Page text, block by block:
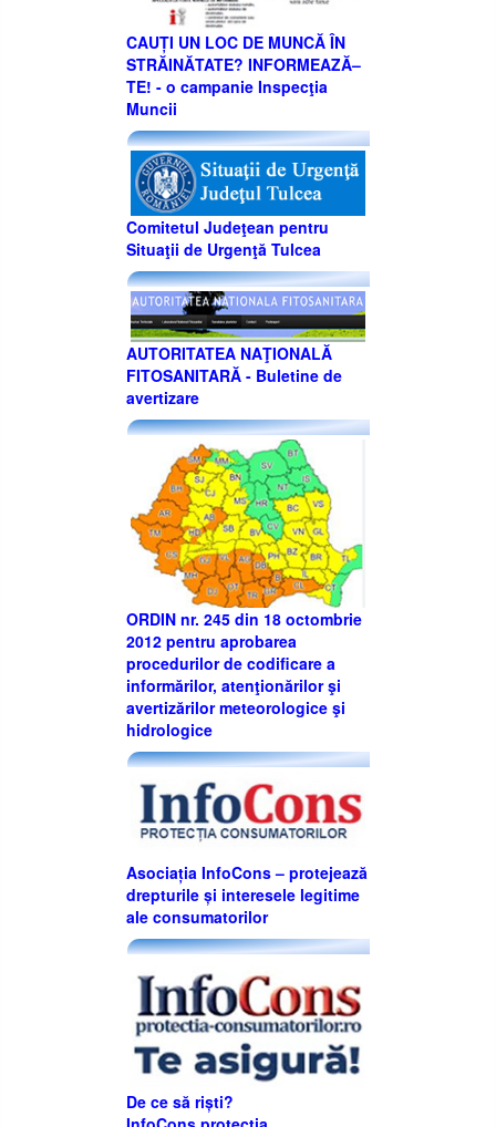
CAUȚI UN LOC DE MUNCĂ ÎN
STRĂINĂTATE? INFORMEAZĂ–
TE! - o campanie Inspecţia
Muncii
Comitetul Judeţean pentru
Situaţii de Urgenţă Tulcea
AUTORITATEA NAŢIONALĂ
FITOSANITARĂ - Buletine de
avertizare
ORDIN nr. 245 din 18 octombrie
2012 pentru aprobarea
procedurilor de codificare a
informărilor, atenţionărilor şi
avertizărilor meteorologice şi
hidrologice
Asociația InfoCons – protejează
drepturile și interesele legitime
ale consumatorilor
De ce să riști?